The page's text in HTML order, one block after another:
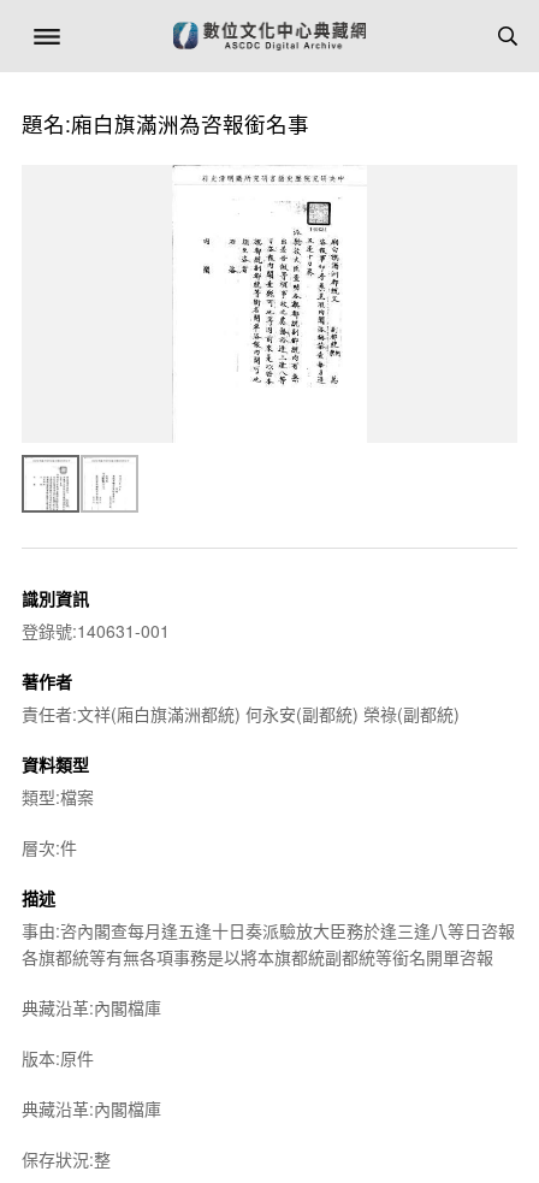
題名:廂白旗滿洲為咨報銜名事
識別資訊
登錄號:140631-001
著作者
責任者:文祥(廂白旗滿洲都統) 何永安(副都統) 榮祿(副都統)
資料類型
類型:檔案
層次:件
描述
事由:咨內閣查每月逢五逢十日奏派驗放大臣務於逢三逢八等日咨報
各旗都統等有無各項事務是以將本旗都統副都統等銜名開單咨報
典藏沿革:內閣檔庫
版本:原件
典藏沿革:內閣檔庫
保存狀況:整